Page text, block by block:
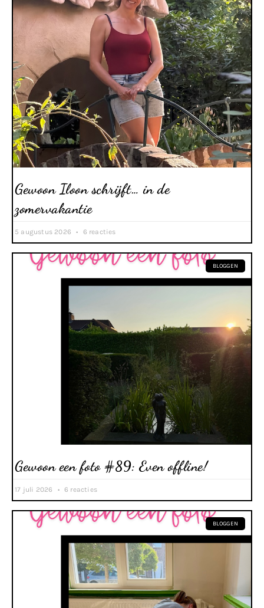
Gewoon Iloon schrijft… in de
zomervakantie
5 augustus 2026 6 reacties
BLOGGEN
Gewoon een foto #89: Even offline!
17 juli 2026 6 reacties
BLOGGEN